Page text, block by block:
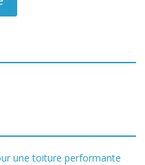
une toiture performante